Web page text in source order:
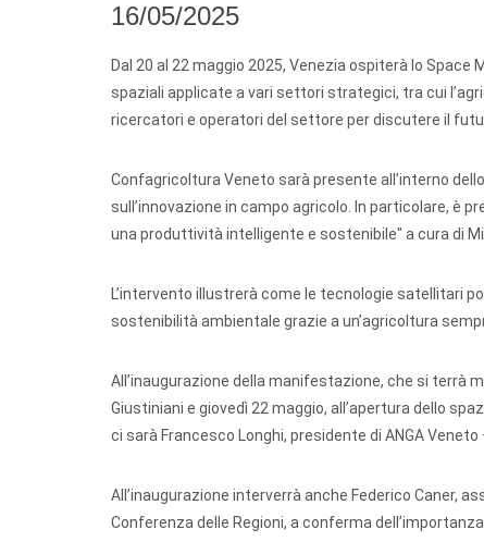
16/05/2025
Dal 20 al 22 maggio 2025, Venezia ospiterà lo
spaziali applicate a vari settori strategici, tra cui
ricercatori e operatori del settore per discutere il
Confagricoltura Veneto sarà presente all’interno
sull’innovazione in campo agricolo. In particolare, è
una produttività intelligente e sostenibile" a cura di
L’intervento illustrerà come le tecnologie satellitari
sostenibilità ambientale grazie a un’agricoltura
All’inaugurazione della manifestazione, che si terrà
Giustiniani e giovedì 22 maggio, all’apertura dello
ci sarà Francesco Longhi, presidente di ANGA Veneto
All’inaugurazione interverrà anche Federico Caner,
Conferenza delle Regioni, a conferma